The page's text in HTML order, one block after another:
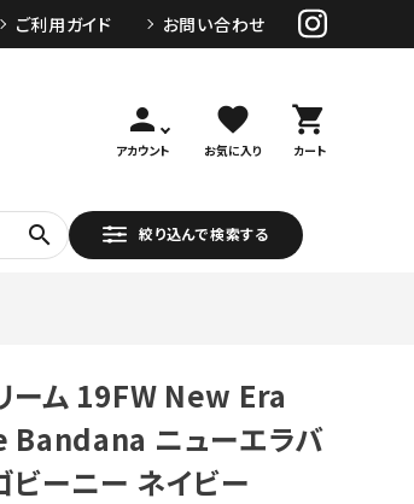
ご利用ガイド お問い合わせ
person
アカウント
favorite
お気に入り
shopping_cart
カート
search 絞り込んで検索する
ム 19FW New Era
ニューエラバ
ビーニー ネイビー